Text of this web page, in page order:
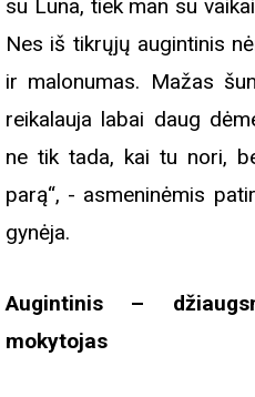
su Luna, tiek man su
Nes iš tikrųjų augintinis
ir malonumas. Mažas
reikalauja labai daug
ne tik tada, kai tu nori,
parą“, - asmeninėmis
gynėja.
Augintinis –
mokytojas